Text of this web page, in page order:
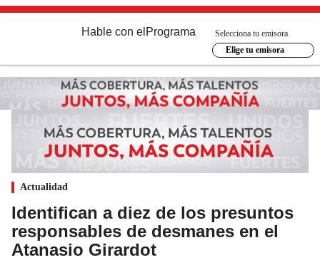
Hable con el Programa
Selecciona tu emisora
Elige tu emisora
Actualidad
Identifican a diez de los presuntos
responsables de desmanes en el
Atanasio Girardot